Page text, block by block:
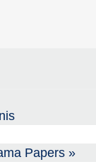
Papers »